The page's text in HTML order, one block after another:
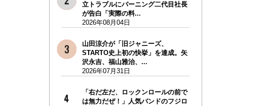
立トラブルにバーニング二代目社長
が告白「実際の料...
2026年08月04日
山田涼介が「旧ジャニーズ、
STARTO史上初の快挙」を達成。矢
沢永吉、福山雅治、...
2026年07月31日
「右だ左だ、ロックンロールの前で
は無力だぜ！」人気バンドのフジロ